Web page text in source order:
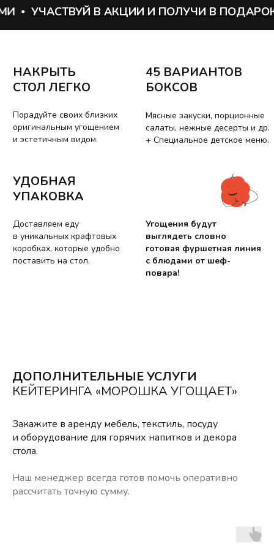
УЧАСТВУЙ В АКЦИИ И ПОЛУЧИ В ПОДАРОК
выглядеть словно
с блюдами от шеф-
в уникальных крафтовых
поставить на стол.
ДОПОЛНИТЕЛЬНЫЕ УСЛУГИ
КЕЙТЕРИНГА «МОРОШКА УГОЩАЕТ»
Закажите в аренду мебель, текстиль, посуду
и оборудование для горячих напитков и декора
стола.
Наш менеджер всегда готов помочь оперативно
рассчитать точную сумму.